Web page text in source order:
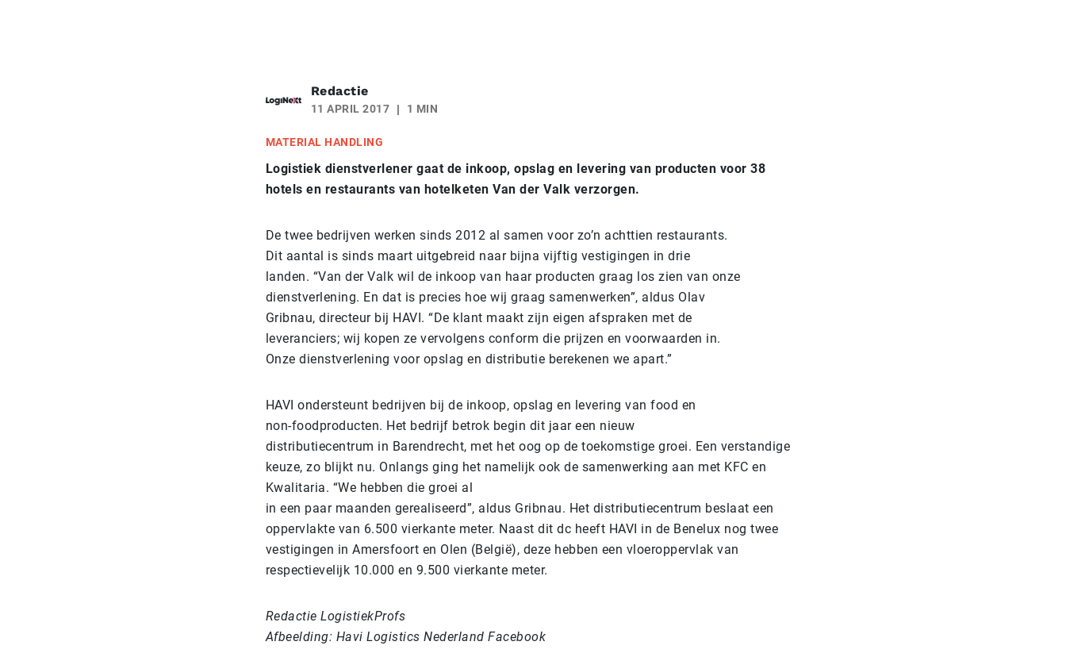
Redactie
11 APRIL 2017 1 MIN
MATERIAL HANDLING
Logistiek dienstverlener gaat de inkoop, opslag en levering van producten voor 38
hotels en restaurants van hotelketen Van der Valk verzorgen.
De twee bedrijven werken sinds 2012 al samen voor zo’n achttien restaurants.
Dit aantal is sinds maart uitgebreid naar bijna vijftig vestigingen in drie
landen. “Van der Valk wil de inkoop van haar producten graag los zien van onze
dienstverlening. En dat is precies hoe wij graag samenwerken”, aldus Olav
Gribnau, directeur bij HAVI. “De klant maakt zijn eigen afspraken met de
leveranciers; wij kopen ze vervolgens conform die prijzen en voorwaarden in.
Onze dienstverlening voor opslag en distributie berekenen we apart.”
HAVI ondersteunt bedrijven bij de inkoop, opslag en levering van food en
non-foodproducten. Het bedrijf betrok begin dit jaar een nieuw
distributiecentrum in Barendrecht, met het oog op de toekomstige groei. Een verstandige
keuze, zo blijkt nu. Onlangs ging het namelijk ook de samenwerking aan met KFC en
Kwalitaria. “We hebben die groei al
in een paar maanden gerealiseerd”, aldus Gribnau. Het distributiecentrum beslaat een
oppervlakte van 6.500 vierkante meter. Naast dit dc heeft HAVI in de Benelux nog twee
vestigingen in Amersfoort en Olen (België), deze hebben een vloeroppervlak van
respectievelijk 10.000 en 9.500 vierkante meter.
Redactie LogistiekProfs
Afbeelding: Havi Logistics Nederland Facebook